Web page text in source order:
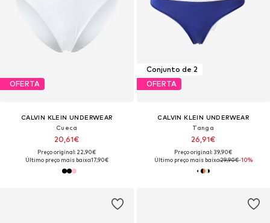
OFERTA
CALVIN KLEIN UNDERWEAR
Cueca
20,61€
Preço original: 22,90€
Último preço mais baixo:17,90€
Conjunto de 2
OFERTA
CALVIN KLEIN UNDERWEAR
Tanga
26,91€
Preço original: 39,90€
Último preço mais baixo:29,90€-10%